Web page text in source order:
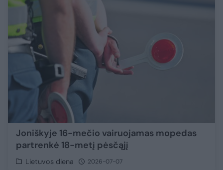
Joniškyje 16-mečio vairuojamas mopedas
partrenkė 18-metį pėsčąjį
Lietuvos diena 2026-07-07